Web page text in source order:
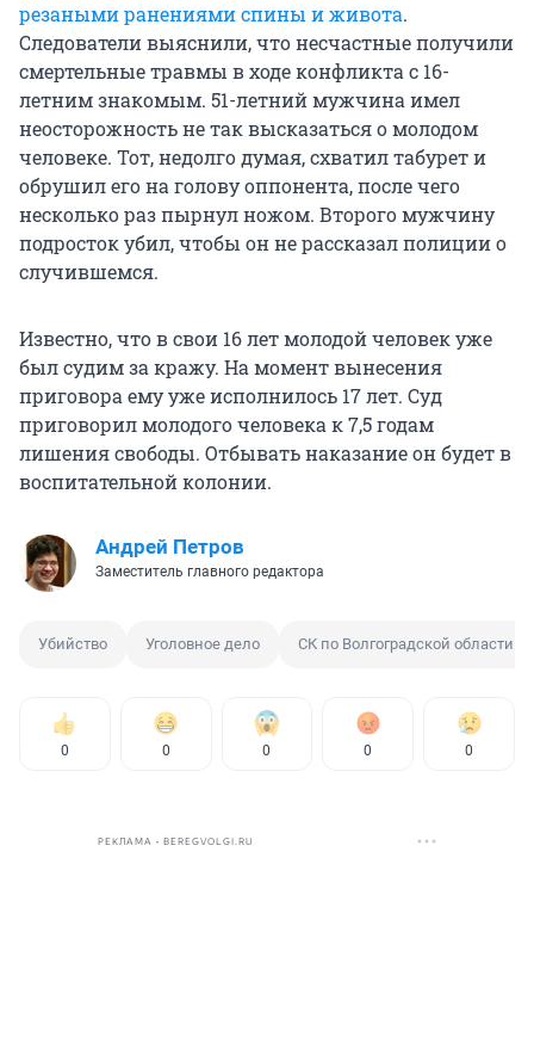
резаными ранениями спины и живота.
Следователи выяснили, что несчастные получили
смертельные травмы в ходе конфликта с 16-
летним знакомым. 51-летний мужчина имел
неосторожность не так высказаться о молодом
человеке. Тот, недолго думая, схватил табурет и
обрушил его на голову оппонента, после чего
несколько раз пырнул ножом. Второго мужчину
подросток убил, чтобы он не рассказал полиции о
случившемся.
Известно, что в свои 16 лет молодой человек уже
был судим за кражу. На момент вынесения
приговора ему уже исполнилось 17 лет. Суд
приговорил молодого человека к 7,5 годам
лишения свободы. Отбывать наказание он будет в
воспитательной колонии.
Андрей Петров
Заместитель главного редактора
Убийство Уголовное дело СК по Волгоградской области
0 0 0 0 0
РЕКЛАМА • BEREGVOLGI.RU